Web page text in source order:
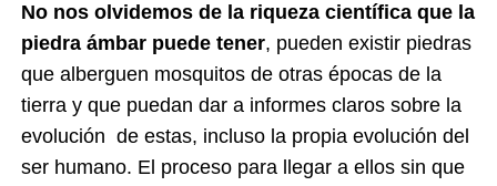
No nos olvidemos de la riqueza científica que la
piedra ámbar puede tener, pueden existir piedras
que alberguen mosquitos de otras épocas de la
tierra y que puedan dar a informes claros sobre la
evolución de estas, incluso la propia evolución del
ser humano. El proceso para llegar a ellos sin que